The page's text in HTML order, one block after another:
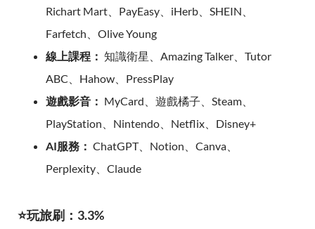
Richart Mart、PayEasy、iHerb、SHEIN、
Farfetch、Olive Young
線上課程： 知識衛星、Amazing Talker、Tutor
ABC、Hahow、PressPlay
遊戲影音： MyCard、遊戲橘子、Steam、
PlayStation、Nintendo、Netflix、Disney+
AI服務： ChatGPT、Notion、Canva、
Perplexity、Claude
⭐玩旅刷：3.3%